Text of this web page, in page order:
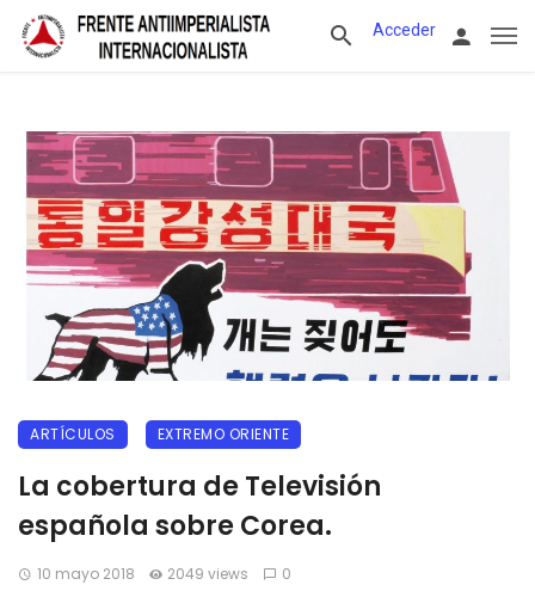
Acceder
ARTÍCULOS EXTREMO ORIENTE
La cobertura de Televisión
española sobre Corea.
10 mayo 2018 2049 views 0